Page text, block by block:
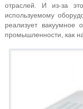
отраслей. И из-за
используемому
реализует вакуумное
промышленности, как